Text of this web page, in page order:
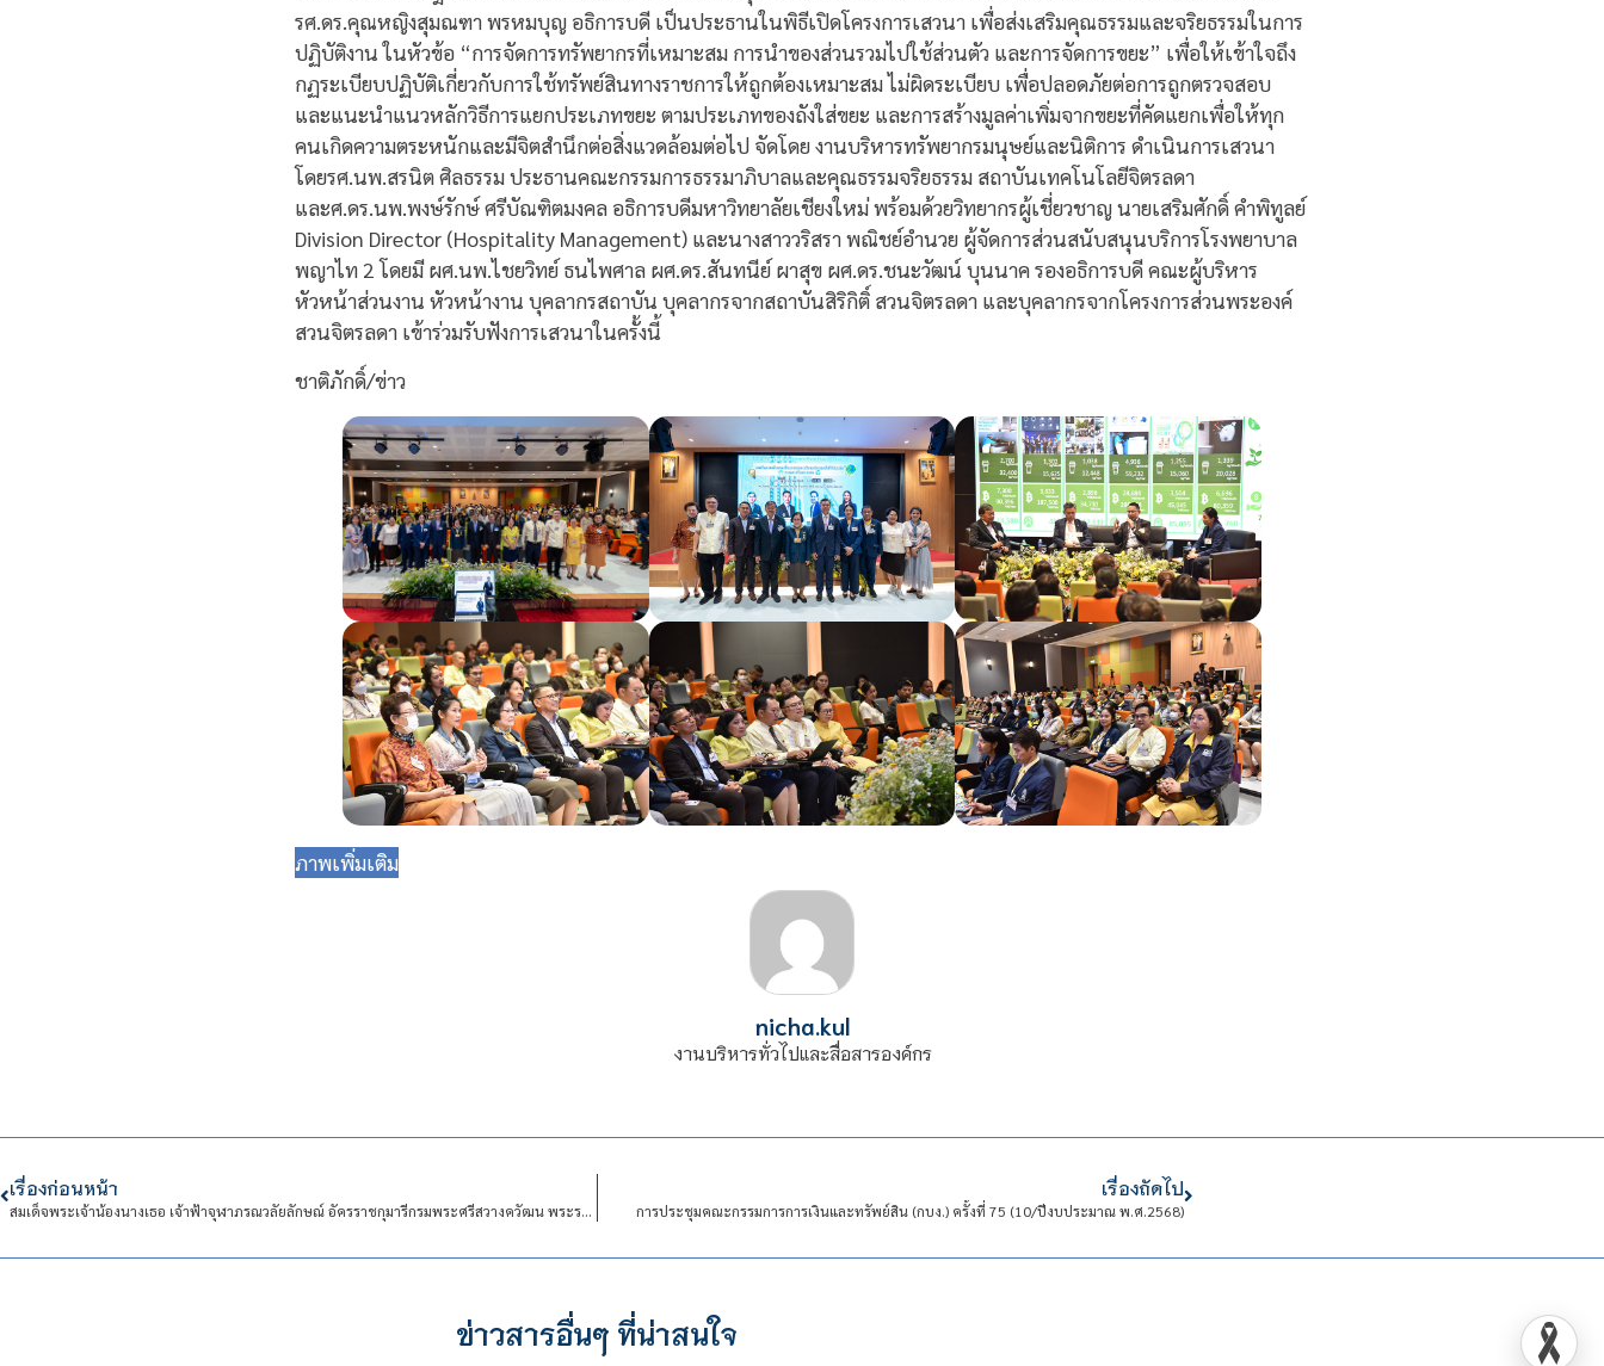
รศ.ดร.คุณหญิงสุมณฑา พรหมบุญ อธิการบดี เป็นประธานในพิธีเปิดโครงการเสวนา เพื่อส่งเสริมคุณธรรมและจริยธรรมในการ
ปฏิบัติงาน ในหัวข้อ “การจัดการทรัพยากรที่เหมาะสม การนำของส่วนรวมไปใช้ส่วนตัว และการจัดการขยะ” เพื่อให้เข้าใจถึง
กฏระเบียบปฏิบัติเกี่ยวกับการใช้ทรัพย์สินทางราชการให้ถูกต้องเหมาะสม ไม่ผิดระเบียบ เพื่อปลอดภัยต่อการถูกตรวจสอบ
และแนะนำแนวหลักวิธีการแยกประเภทขยะ ตามประเภทของถังใส่ขยะ และการสร้างมูลค่าเพิ่มจากขยะที่คัดแยกเพื่อให้ทุก
คนเกิดความตระหนักและมีจิตสำนึกต่อสิ่งแวดล้อมต่อไป จัดโดย งานบริหารทรัพยากรมนุษย์และนิติการ ดำเนินการเสวนา
โดยรศ.นพ.สรนิต ศิลธรรม ประธานคณะกรรมการธรรมาภิบาลและคุณธรรมจริยธรรม สถาบันเทคโนโลยีจิตรลดา
และศ.ดร.นพ.พงษ์รักษ์ ศรีบัณฑิตมงคล อธิการบดีมหาวิทยาลัยเชียงใหม่ พร้อมด้วยวิทยากรผู้เชี่ยวชาญ นายเสริมศักดิ์ คำพิทูลย์
Division Director (Hospitality Management) และนางสาววริสรา พณิชย์อำนวย ผู้จัดการส่วนสนับสนุนบริการโรงพยาบาล
พญาไท 2 โดยมี ผศ.นพ.ไชยวิทย์ ธนไพศาล ผศ.ดร.สันทนีย์ ผาสุข ผศ.ดร.ชนะวัฒน์ บุนนาค รองอธิการบดี คณะผู้บริหาร
หัวหน้าส่วนงาน หัวหน้างาน บุคลากรสถาบัน บุคลากรจากสถาบันสิริกิติ์ สวนจิตรลดา และบุคลากรจากโครงการส่วนพระองค์
สวนจิตรลดา เข้าร่วมรับฟังการเสวนาในครั้งนี้
ชาติภักดิ์/ข่าว
ภาพเพิ่มเติม
nicha.kul
งานบริหารทั่วไปและสื่อสารองค์กร
เรื่องก่อนหน้า
สมเด็จพระเจ้าน้องนางเธอ เจ้าฟ้าจุฬาภรณวลัยลักษณ์ อัครราชกุมารีกรมพระศรีสวางควัฒน พระราชทานพระวโรกาสให้ คณะผู้บริหารสถาบันเทคโนโลยีจิตรลดา เฝ้าถวายพระพรชัยมงคล
เรื่องถัดไป
การประชุมคณะกรรมการการเงินและทรัพย์สิน (กบง.) ครั้งที่ 75 (10/ปีงบประมาณ พ.ศ.2568)
ข่าวสารอื่นๆ ที่น่าสนใจ